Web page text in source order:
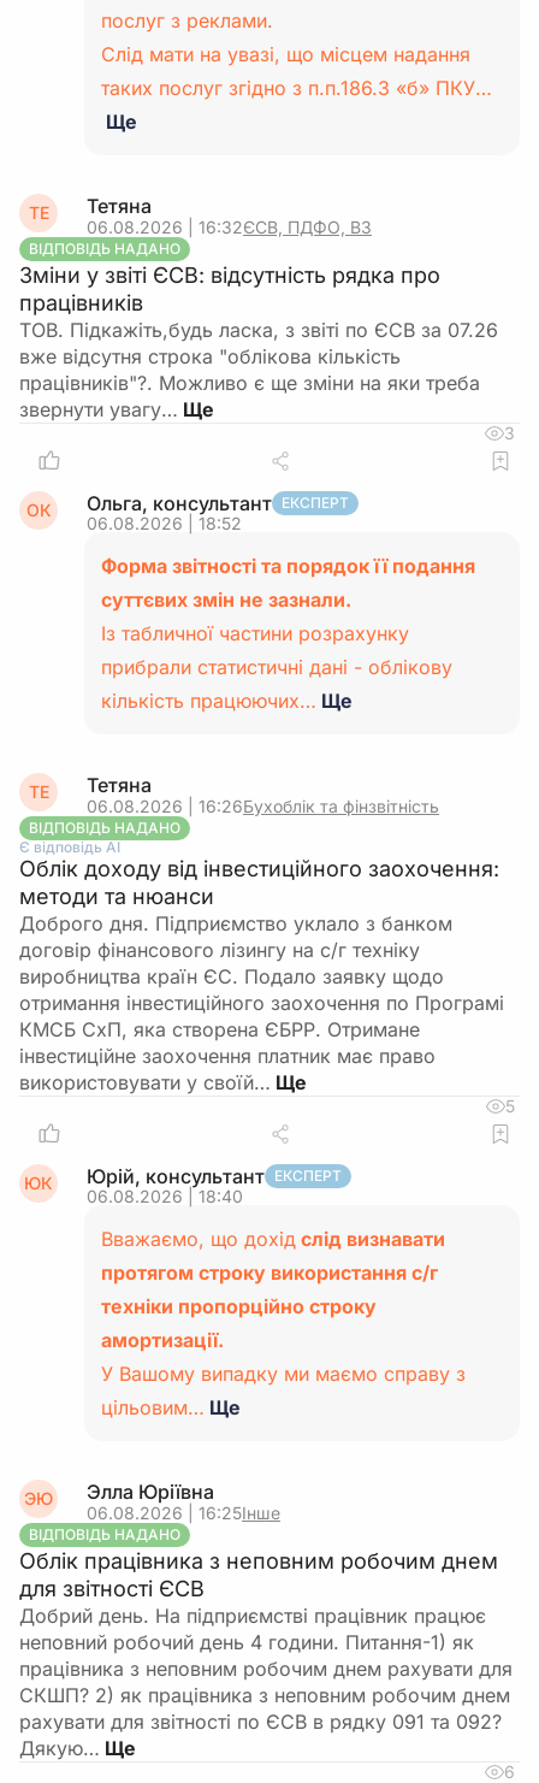
послуг з реклами.
Слід мати на увазі, що місцем надання
таких послуг згідно з п.п.186.3 «б» ПКУ…
Ще
ТЕ Тетяна
06.08.2026 | 16:32ЄСВ, ПДФО, ВЗ
ВІДПОВІДЬ НАДАНО
Зміни у звіті ЄСВ: відсутність рядка про
працівників
ТОВ. Підкажіть,будь ласка, з звіті по ЄСВ за 07.26
вже відсутня строка "облікова кількість
працівників"?. Можливо є ще зміни на яки треба
звернути увагу…
3
ОК Ольга, консультант ЕКСПЕРТ
06.08.2026 | 18:52
Форма звітності та порядок її подання
суттєвих змін не зазнали.
Із табличної частини розрахунку
прибрали статистичні дані - облікову
кількість працюючих… Ще
ТЕ Тетяна
06.08.2026 | 16:26Бухоблік та фінзвітність
ВІДПОВІДЬ НАДАНО
Є відповідь АІ
Облік доходу від інвестиційного заохочення:
методи та нюанси
Доброго дня. Підприємство уклало з банком
договір фінансового лізингу на с/г техніку
виробництва країн ЄС. Подало заявку щодо
отримання інвестиційного заохочення по Програмі
КМСБ СхП, яка створена ЄБРР. Отримане
інвестиційне заохочення платник має право
використовувати у своїй…
5
ЮК Юрій, консультант ЕКСПЕРТ
06.08.2026 | 18:40
Вважаємо, що дохід слід визнавати
протягом строку використання с/г
техніки пропорційно строку
амортизації.
У Вашому випадку ми маємо справу з
цільовим… Ще
ЭЮ Элла Юріївна
06.08.2026 | 16:25Інше
ВІДПОВІДЬ НАДАНО
Облік працівника з неповним робочим днем
для звітності ЄСВ
Добрий день. На підприємстві працівник працює
неповний робочий день 4 години. Питання-1) як
працівника з неповним робочим днем рахувати для
СКШП? 2) як працівника з неповним робочим днем
рахувати для звітності по ЄСВ в рядку 091 та 092?
Дякую…
6